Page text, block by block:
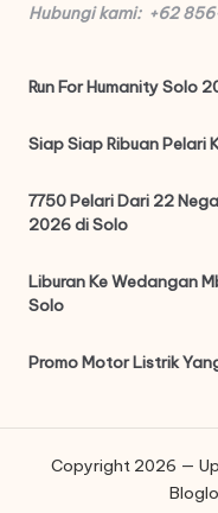
Hubungi kami: +62
Run For Humanity Solo
Siap Siap Ribuan Pelari
7750 Pelari Dari 22
2026 di Solo
Liburan Ke Wedangan
Solo
Promo Motor Listrik
Copyright 2026 —